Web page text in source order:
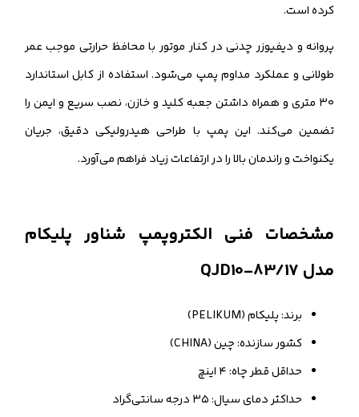
کرده است.
پروانه و دیفیوزر چدنی در کنار موتور با محافظ حرارتی موجب عمر
طولانی و عملکرد مداوم پمپ می‌شود. استفاده از کابل استاندارد
۳۰ متری و همراه داشتن جعبه کلید و خازن، نصب سریع و ایمن را
تضمین می‌کند. این پمپ با طراحی هیدرولیکی دقیق، جریان
یکنواخت و راندمان بالا را در ارتفاعات زیاد فراهم می‌آورد.
مشخصات فنی الکتروپمپ شناور پلیکام
مدل QJD10-83/17
برند: پلیکام (PELIKUM)
کشور سازنده: چین (CHINA)
حداقل قطر چاه: ۴ اینچ
حداکثر دمای سیال: ۳۵ درجه سانتی‌گراد